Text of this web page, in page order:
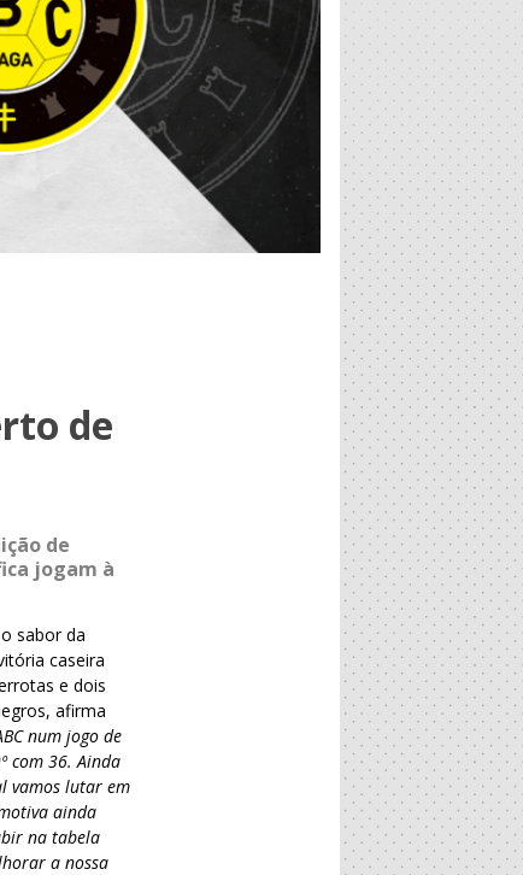
de
de
jogam à
sabor da
caseira
e dois
afirma
num jogo de
com 36. Ainda
vamos lutar em
ainda
na tabela
a nossa